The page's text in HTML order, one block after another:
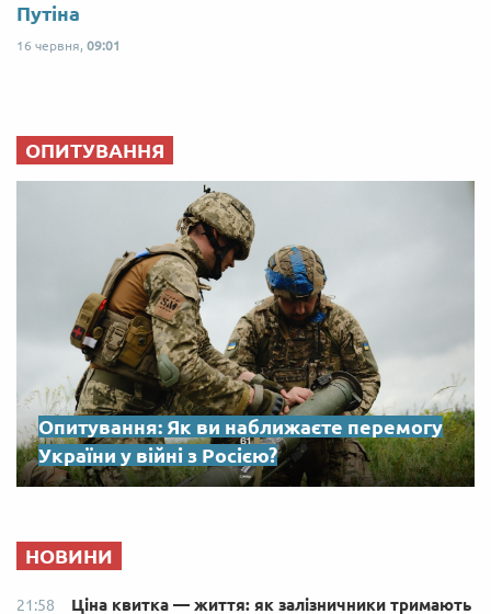
Путіна
16 червня, 09:01
ОПИТУВАННЯ
Опитування: Як ви наближаєте перемогу
України у війні з Росією?
НОВИНИ
21:58 Ціна квитка — життя: як залізничники тримають